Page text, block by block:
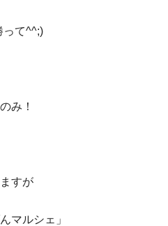
って^^;)
み！
すが
マルシェ」